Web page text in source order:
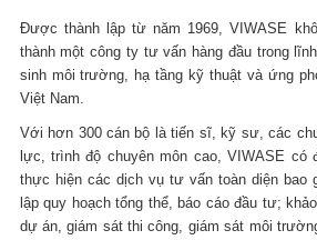
Được thành lập từ năm 1969, VIWASE
thành một công ty tư vấn hàng đầu trong
sinh môi trường, hạ tầng kỹ thuật và ứng
Việt Nam.
Với hơn 300 cán bộ là tiến sĩ, kỹ sư, các
lực, trình độ chuyên môn cao, VIWASE có
thực hiện các dịch vụ tư vấn toàn diện bao
lập quy hoạch tổng thể, báo cáo đầu tư;
dự án, giám sát thi công, giám sát môi